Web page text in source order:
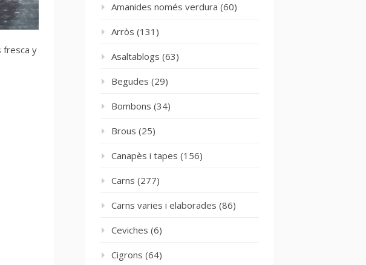
fresca y
Amanides només verdura (60)
Arròs (131)
Asaltablogs (63)
Begudes (29)
Bombons (34)
Brous (25)
Canapès i tapes (156)
Carns (277)
Carns varies i elaborades (86)
Ceviches (6)
Cigrons (64)